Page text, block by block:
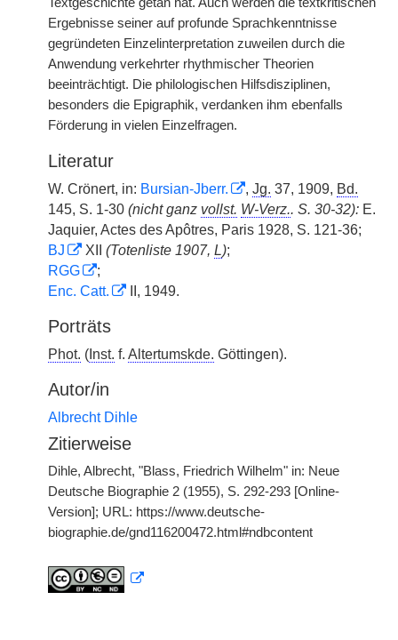
Ergebnisse seiner auf profunde Sprachkenntnisse
gegründeten Einzelinterpretation zuweilen durch die
Anwendung verkehrter rhythmischer Theorien
beeinträchtigt. Die philologischen Hilfsdisziplinen,
besonders die Epigraphik, verdanken ihm ebenfalls
Förderung in vielen Einzelfragen.
Literatur
W. Crönert, in: Bursian-Jberr. , Jg. 37, 1909, Bd.
145, S. 1-30 (nicht ganz vollst. W-Verz.. S. 30-32): E.
Jaquier, Actes des Apôtres, Paris 1928, S. 121-36;
BJ
XII (Totenliste 1907, L);
RGG
;
Enc. Catt.
II, 1949.
Porträts
Phot. ( Inst. f. Altertumskde. Göttingen).
Autor/in
Albrecht Dihle
Zitierweise
Dihle, Albrecht, "Blass, Friedrich Wilhelm" in: Neue
Deutsche Biographie 2 (1955), S. 292-293 [Online-
Version]; URL: https://www.deutsche-
biographie.de/gnd116200472.html#ndbcontent